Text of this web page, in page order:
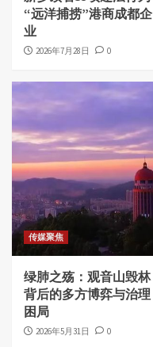
“远洋捕捞”港商成都企
业
2026年7月28日 0
传媒聚焦
绿肺之殇：观音山毁林
背后的多方博弈与治理
困局
2026年5月31日 0